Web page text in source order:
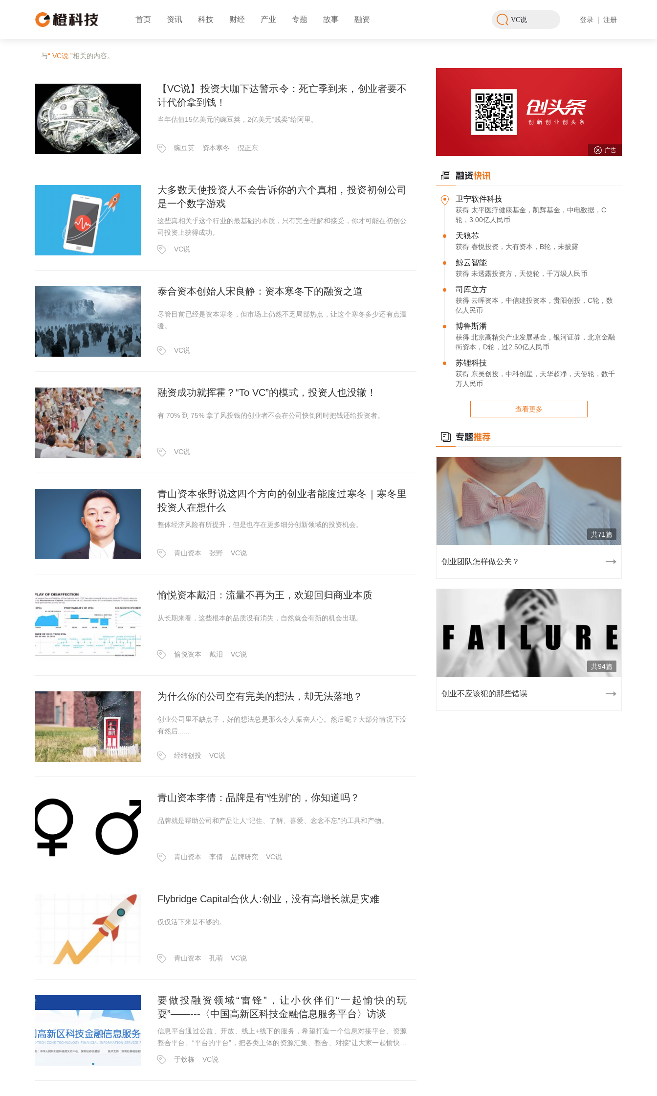
首页 资讯 科技 财经 产业 专题 故事 融资 登录 注册
与“ VC说 ”相关的内容。
【VC说】投资大咖下达警示令：死亡季到来，创业者要不
计代价拿到钱！
当年估值15亿美元的豌豆荚，2亿美元“贱卖”给阿里。
豌豆荚 资本寒冬 倪正东
大多数天使投资人不会告诉你的六个真相，投资初创公司
是一个数字游戏
这些真相关乎这个行业的最基础的本质，只有完全理解和接受，你才可能在初创公
司投资上获得成功。
VC说
泰合资本创始人宋良静：资本寒冬下的融资之道
尽管目前已经是资本寒冬，但市场上仍然不乏局部热点，让这个寒冬多少还有点温
暖。
VC说
融资成功就挥霍？“To VC”的模式，投资人也没辙！
有 70% 到 75% 拿了风投钱的创业者不会在公司快倒闭时把钱还给投资者。
VC说
青山资本张野说这四个方向的创业者能度过寒冬｜寒冬里
投资人在想什么
整体经济风险有所提升，但是也存在更多细分创新领域的投资机会。
青山资本 张野 VC说
愉悦资本戴汨：流量不再为王，欢迎回归商业本质
从长期来看，这些根本的品质没有消失，自然就会有新的机会出现。
愉悦资本 戴汨 VC说
为什么你的公司空有完美的想法，却无法落地？
创业公司里不缺点子，好的想法总是那么令人振奋人心。然后呢？大部分情况下没
有然后......
经纬创投 VC说
青山资本李倩：品牌是有“性别”的，你知道吗？
品牌就是帮助公司和产品让人“记住、了解、喜爱、念念不忘”的工具和产物。
青山资本 李倩 品牌研究 VC说
Flybridge Capital合伙人:创业，没有高增长就是灾难
仅仅活下来是不够的。
青山资本 孔萌 VC说
要做投融资领域“雷锋”，让小伙伴们“一起愉快的玩
耍”——---〈中国高新区科技金融信息服务平台〉访谈
信息平台通过公益、开放、线上+线下的服务，希望打造一个信息对接平台、资源
整合平台、“平台的平台”，把各类主体的资源汇集、整合、对接“让大家一起愉快的
玩耍”。
于钦栋 VC说
广告
卫宁软件科技
获得 太平医疗健康基金，凯辉基金，中电数据，C
轮，3.00亿人民币
天狼芯
获得 睿悦投资，大有资本，B轮，未披露
鲸云智能
获得 未透露投资方，天使轮，千万级人民币
司库立方
获得 云晖资本，中信建投资本，贵阳创投，C轮，数
亿人民币
博鲁斯潘
获得 北京高精尖产业发展基金，银河证券，北京金融
街资本，D轮，过2.50亿人民币
苏锂科技
获得 东吴创投，中科创星，天华超净，天使轮，数千
万人民币
查看更多
共71篇
创业团队怎样做公关？
共94篇
创业不应该犯的那些错误